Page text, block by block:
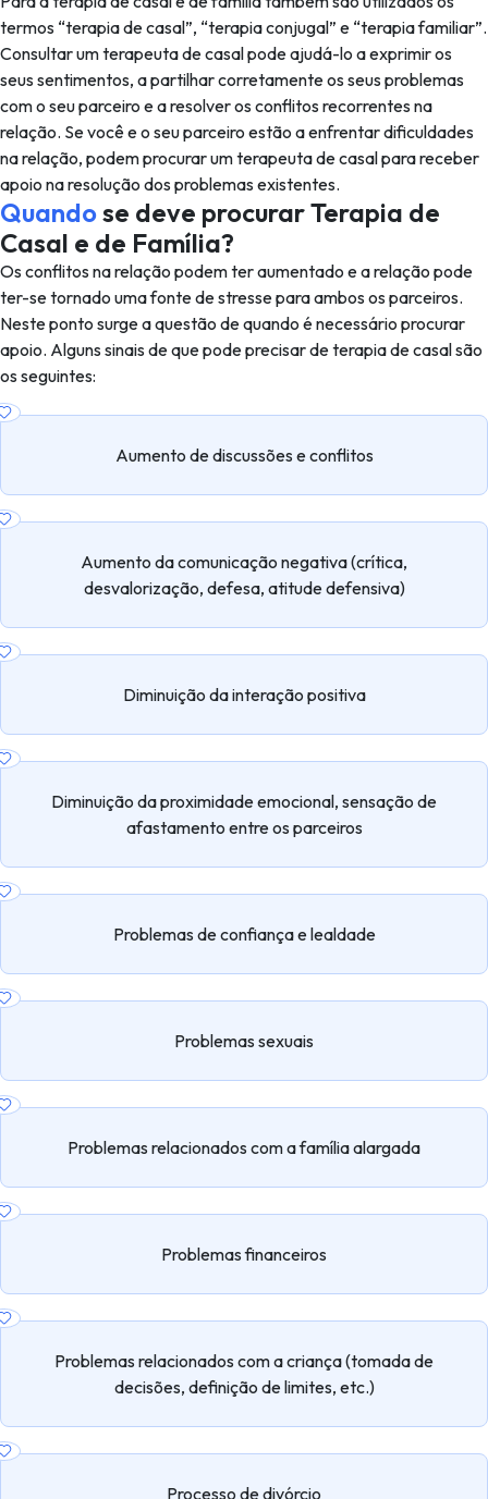
termos “terapia de casal”, “terapia conjugal” e “terapia familiar”.
Consultar um terapeuta de casal pode ajudá-lo a exprimir os
seus sentimentos, a partilhar corretamente os seus problemas
com o seu parceiro e a resolver os conflitos recorrentes na
relação. Se você e o seu parceiro estão a enfrentar dificuldades
na relação, podem procurar um terapeuta de casal para receber
apoio na resolução dos problemas existentes.
Quandose deve procurar Terapia de
Casal e de Família?
Os conflitos na relação podem ter aumentado e a relação pode
ter-se tornado uma fonte de stresse para ambos os parceiros.
Neste ponto surge a questão de quando é necessário procurar
apoio. Alguns sinais de que pode precisar de terapia de casal são
os seguintes:
Aumento de discussões e conflitos
Aumento da comunicação negativa (crítica,
desvalorização, defesa, atitude defensiva)
Diminuição da interação positiva
Diminuição da proximidade emocional, sensação de
afastamento entre os parceiros
Problemas de confiança e lealdade
Problemas sexuais
Problemas relacionados com a família alargada
Problemas financeiros
Problemas relacionados com a criança (tomada de
decisões, definição de limites, etc.)
Processo de divórcio